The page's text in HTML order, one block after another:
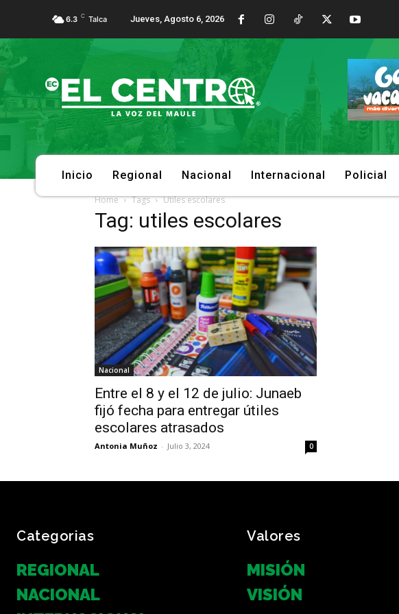
6.3 C Talca Jueves, Agosto 6, 2026
Inicio Regional Nacional Internacional Policial
Home Tags Utiles escolares
Tag: utiles escolares
Nacional
Entre el 8 y el 12 de julio: Junaeb
fijó fecha para entregar útiles
escolares atrasados
Antonia Muñoz - Julio 3, 2024 0
Categorias
REGIONAL
NACIONAL
Valores
MISIÓN
VISIÓN